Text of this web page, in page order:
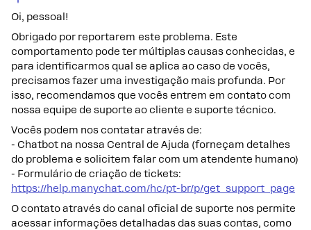
Oi, pessoal!
Obrigado por reportarem este problema. Este
comportamento pode ter múltiplas causas conhecidas, e
para identificarmos qual se aplica ao caso de vocês,
precisamos fazer uma investigação mais profunda. Por
isso, recomendamos que vocês entrem em contato com
nossa equipe de suporte ao cliente e suporte técnico.
Vocês podem nos contatar através de:
- Chatbot na nossa Central de Ajuda (forneçam detalhes
do problema e solicitem falar com um atendente humano)
- Formulário de criação de tickets:
https://help.manychat.com/hc/pt-br/p/get_support_page
O contato através do canal oficial de suporte nos permite
acessar informações detalhadas das suas contas, como